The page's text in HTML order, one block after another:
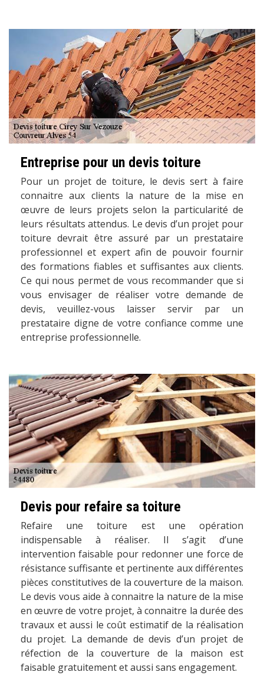
Entreprise pour un devis toiture
Pour un projet de toiture, le devis sert à faire
connaitre aux clients la nature de la mise en
œuvre de leurs projets selon la particularité de
leurs résultats attendus. Le devis d’un projet pour
toiture devrait être assuré par un prestataire
professionnel et expert afin de pouvoir fournir
des formations fiables et suffisantes aux clients.
Ce qui nous permet de vous recommander que si
vous envisager de réaliser votre demande de
devis, veuillez-vous laisser servir par un
prestataire digne de votre confiance comme une
entreprise professionnelle.
Devis pour refaire sa toiture
Refaire une toiture est une opération
indispensable à réaliser. Il s’agit d’une
intervention faisable pour redonner une force de
résistance suffisante et pertinente aux différentes
pièces constitutives de la couverture de la maison.
Le devis vous aide à connaitre la nature de la mise
en œuvre de votre projet, à connaitre la durée des
travaux et aussi le coût estimatif de la réalisation
du projet. La demande de devis d’un projet de
réfection de la couverture de la maison est
faisable gratuitement et aussi sans engagement.